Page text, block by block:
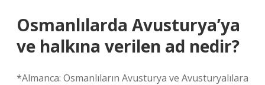
Osmanlılarda Avusturya’ya
ve halkına verilen ad nedir?
*Almanca: Osmanlıların Avusturya ve Avusturyalılara